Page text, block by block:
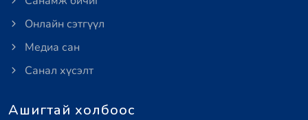
Онлайн сэтгүүл
Медиа сан
Санал хүсэлт
Ашигтай холбоос